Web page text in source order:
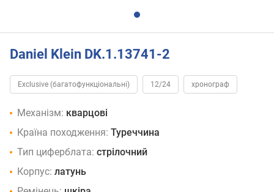
Daniel Klein DK.1.13741-2
Exclusive (багатофункціональні) 12/24 хронограф
Механізм: кварцові
Країна походження: Туреччина
Тип циферблата: стрілочний
Корпус: латунь